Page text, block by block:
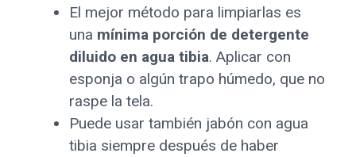
El mejor método para limpiarlas es
una mínima porción de detergente
diluido en agua tibia. Aplicar con
esponja o algún trapo húmedo, que no
raspe la tela.
Puede usar también jabón con agua
tibia siempre después de haber